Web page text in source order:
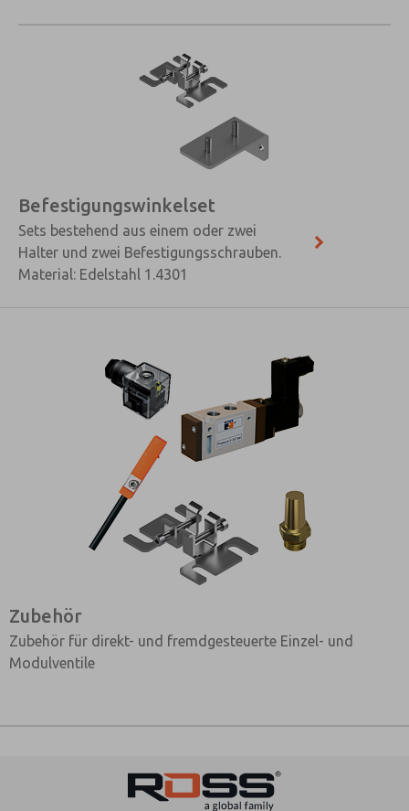
Befestigungswinkelset
Sets bestehend aus einem oder zwei
Halter und zwei Befestigungsschrauben.
Material: Edelstahl 1.4301
Zubehör
Zubehör für direkt- und fremdgesteuerte Einzel- und
Modulventile